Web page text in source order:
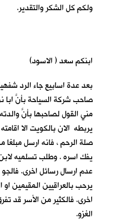
ولكم كل
ابنكم سعد ( الاسود)
بعد عدة اسابيع جاء الرد
صاحب شركة السياحة بأنَّ ابا
مني القول لصاحبها بأنَّ
يربطه الان بالكويت الا
صلة الرحم ، فانه ارسل مبلغا
يفك اسره . وطلب تسلميه
عدم ارسال رسائل اخرى. فالجو
يرحب بالعراقيين المقيمين
اخرى. فالكثير من الأسر قد
الغزو.